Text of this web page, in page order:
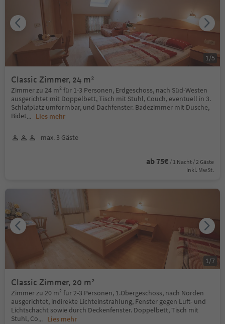
Classic Zimmer, 24 m²
Zimmer zu 24 m² für 1-3 Personen, Erdgeschoss, nach Süd-Westen
ausgerichtet mit Doppelbett, Tisch mit Stuhl, Couch, eventuell in 3.
Schlafplatz umformbar, und Dachfenster. Badezimmer mit Dusche,
Bidet... Lies mehr
max. 3 Gäste
ab 75€ / 1 Nacht / 2 Gäste
Inkl. MwSt.
1/5
Classic Zimmer, 20 m²
Zimmer zu 20 m² für 2-3 Personen, 1.Obergeschoss, nach Norden
ausgerichtet, indirekte Lichteinstrahlung, Fenster gegen Luft- und
Lichtschacht sowie durch Deckenfenster. Doppelbett, Tisch mit
Stuhl, Co... Lies mehr
1/7